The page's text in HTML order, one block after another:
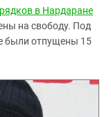
в Нардаране
на свободу. Под
были отпущены 15